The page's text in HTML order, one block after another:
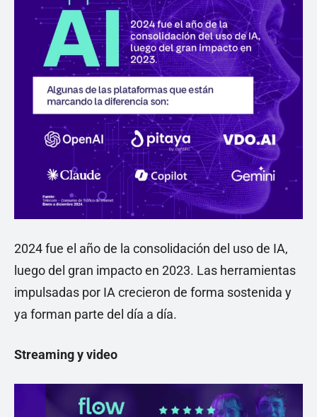
2024 fue el año de la consolidación del uso de IA,
luego del gran impacto en 2023. Las herramientas
impulsadas por IA crecieron de forma sostenida y
ya forman parte del día a día.
Streaming y video